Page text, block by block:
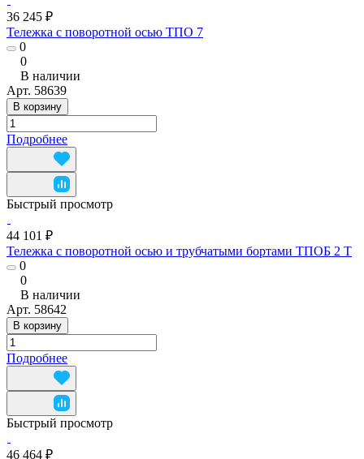
36 245 ₽
Тележка с поворотной осью ТПО 7
0
0
В наличии
Арт. 58639
В корзину
Подробнее
Быстрый просмотр
44 101 ₽
Тележка с поворотной осью и трубчатыми бортами ТПОБ 2 Т
0
0
В наличии
Арт. 58642
В корзину
Подробнее
Быстрый просмотр
46 464 ₽